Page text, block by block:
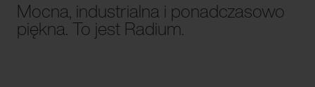
Mocna, industrialna i ponadczasowo
piękna. To jest Radium.